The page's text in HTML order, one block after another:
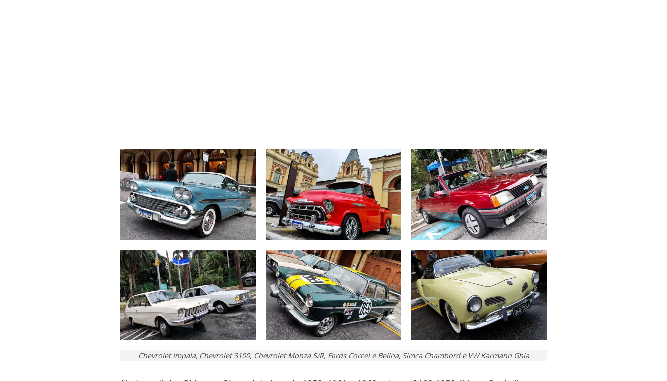
Chevrolet Impala, Chevrolet 3100, Chevrolet Monza S/R, Fords Corcel e Belina, Simca Chambord e VW Karmann Ghia